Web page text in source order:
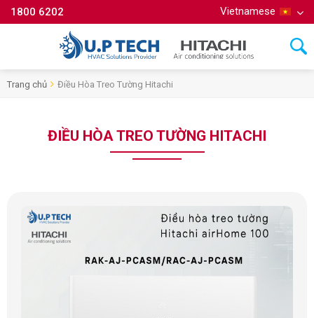
1800 6202 Vietnamese
Trang chủ Điều Hòa Treo Tường Hitachi
ĐIỀU HÒA TREO TƯỜNG HITACHI